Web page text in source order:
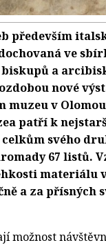
především
ve
a
nové
muzeu v
patří k
svého
67 listů.
materiálu
a za přísných
možnost